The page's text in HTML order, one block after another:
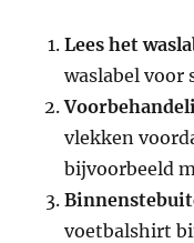
Lees het
waslabel voor
vlekken
bijvoorbeeld
voetbalshirt